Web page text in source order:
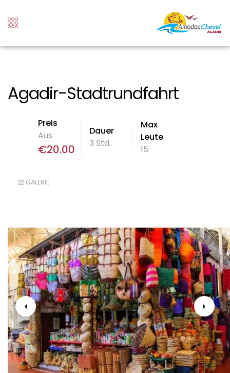
Agadir-Stadtrundfahrt
Preis
Aus
€20.00
Dauer
3 Std.
Max
Leute
15
GALERIE